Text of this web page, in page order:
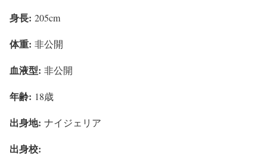
身長: 205cm
体重: 非公開
血液型: 非公開
年齢: 18歳
出身地: ナイジェリア
出身校: